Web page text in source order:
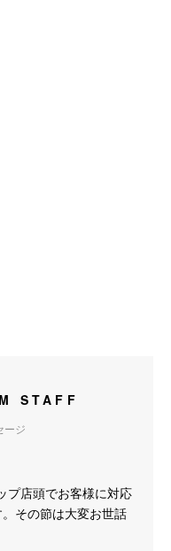
STAFF
ージ
プ店頭でお客様に対応
その節は大変お世話